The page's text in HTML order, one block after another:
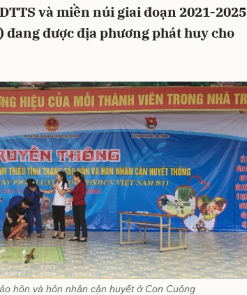
và miền núi giai đoạn 2021-2025
đang được địa phương phát huy cho
hôn và hôn nhân cận huyết ở Con Cuông